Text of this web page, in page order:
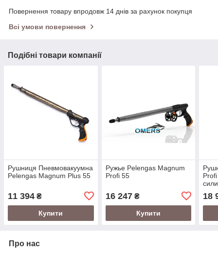
Повернення товару впродовж 14 днів за рахунок покупця
Всі умови повернення
Подібні товари компанії
Рушниця Пневмовакуумна
Pelengas Magnum Plus 55
11 394 ₴
Купити
Ружье Pelengas Magnum
Profi 55
16 247₴
Купити
18
Про нас